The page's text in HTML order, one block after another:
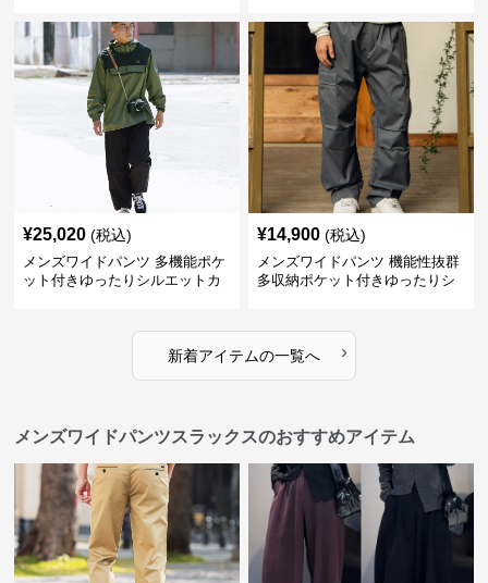
¥25,020 (税込)
メンズワイドパンツ 多機能ポケ
ット付きゆったりシルエットカ
¥14,900 (税込)
メンズワイドパンツ 機能性抜群
多収納ポケット付きゆったりシ
新着アイテムの一覧へ ›
メンズワイドパンツスラックスのおすすめアイテム